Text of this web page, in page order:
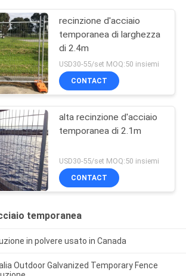
recinzione d'acciaio
temporanea di larghezza
di 2.4m
USD30-55/set MOQ:50 insiemi
CONTACT
alta recinzione d'acciaio
temporanea di 2.1m
USD30-55/set MOQ:50 insiemi
CONTACT
temporanea
in polvere usato in Canada
Outdoor Galvanized Temporary Fence